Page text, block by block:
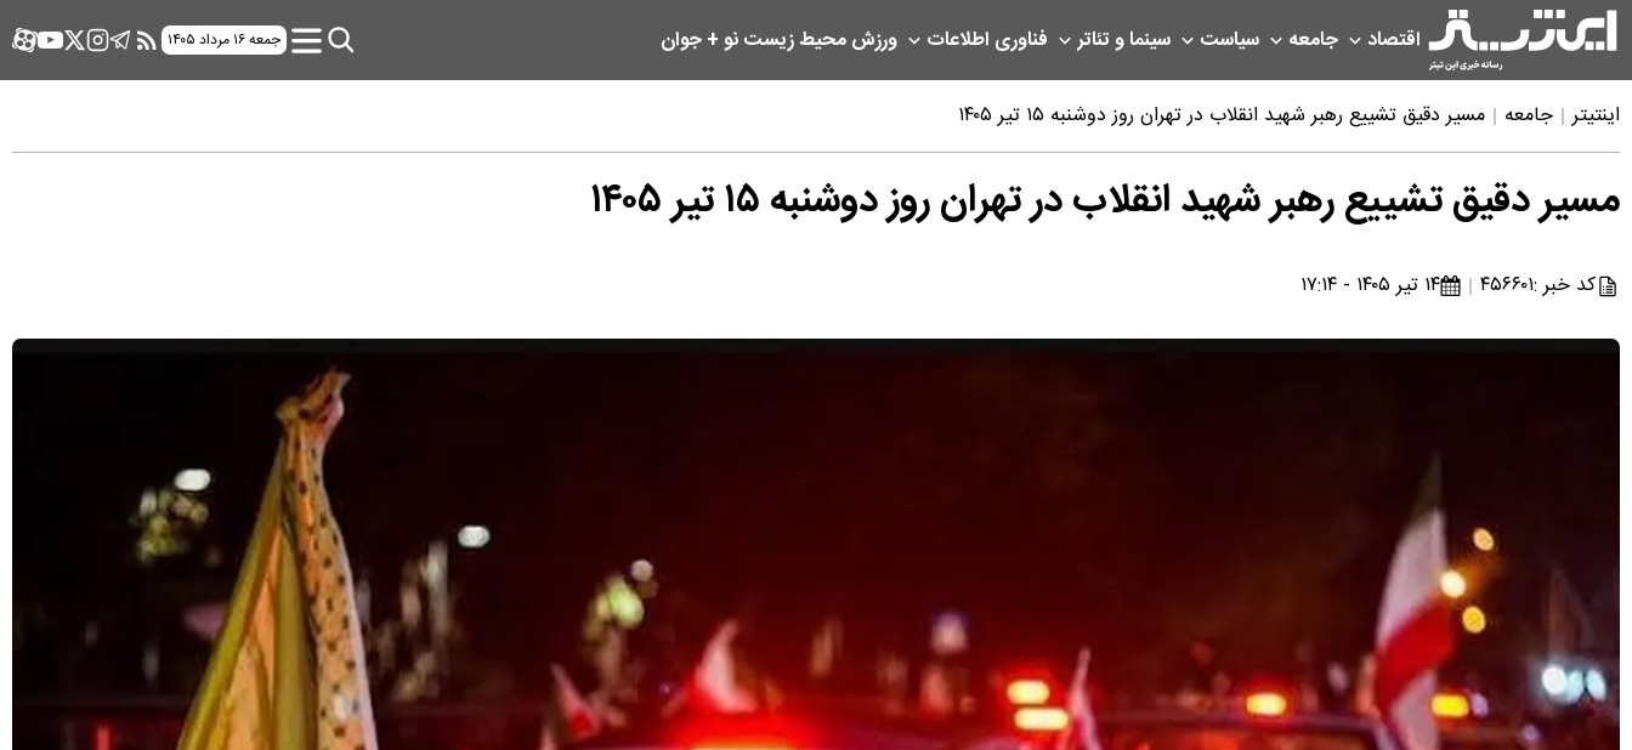
اقتصاد جامعه سیاست سینما و تئاتر فناوری اطلاعات ورزشمحیط زیستنو + جوان جمعه ۱۶ مرداد ۱۴۰۵
اینتیتر جامعه مسیر دقیق تشییع رهبر شهید انقلاب در تهران روز دوشنبه ۱۵ تیر ۱۴۰۵
مسیر دقیق تشییع رهبر شهید انقلاب در تهران روز دوشنبه ۱۵ تیر ۱۴۰۵
کد خبر :۴۵۶۶۰۱ ۱۴ تیر ۱۴۰۵ - ۱۷:۱۴